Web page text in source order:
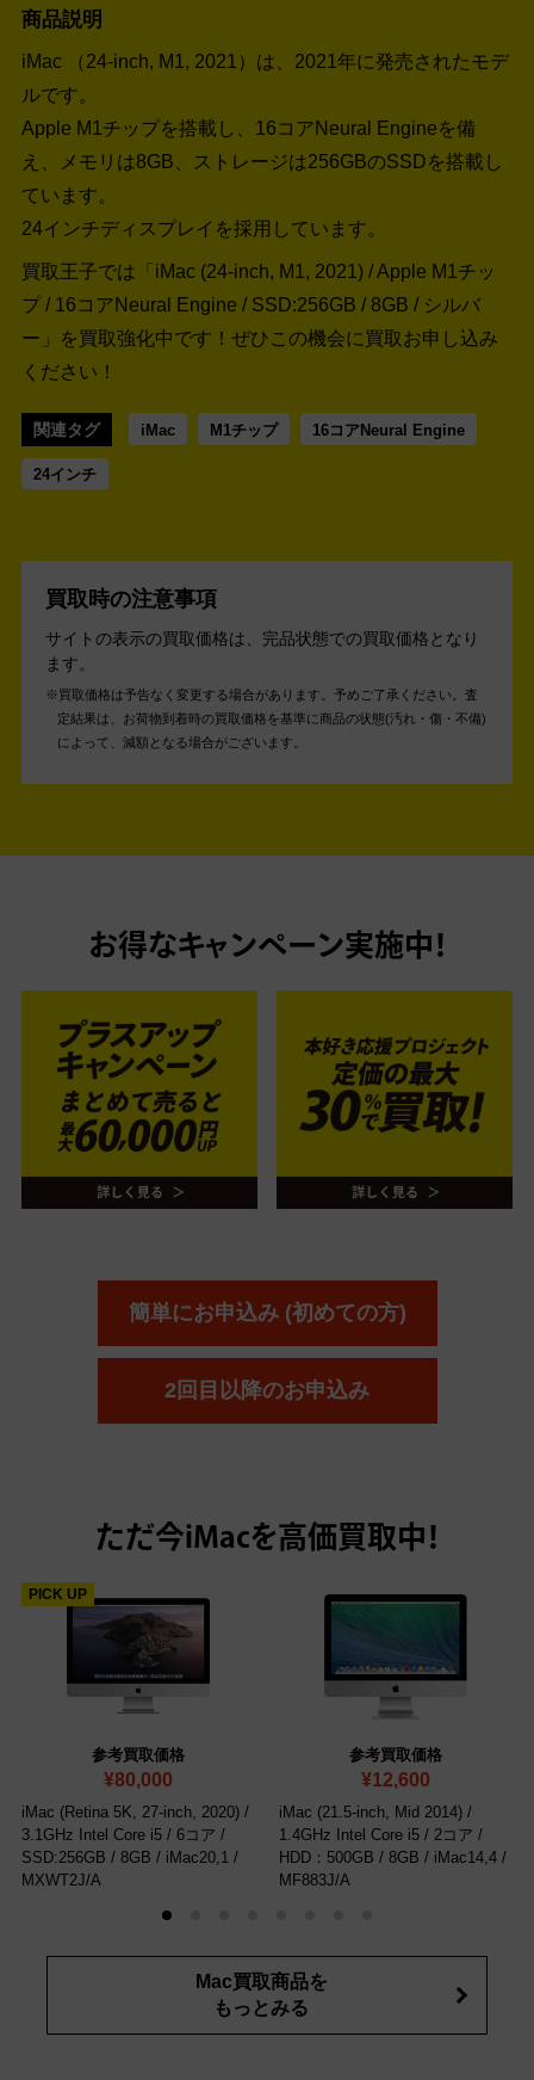
商品説明
iMac （24-inch, M1, 2021）は、2021年に発売されたモデ
ルです。
Apple M1チップを搭載し、16コアNeural Engineを備
え、メモリは8GB、ストレージは256GBのSSDを搭載し
ています。
24インチディスプレイを採用しています。
買取王子では「iMac (24-inch, M1, 2021) / Apple M1チッ
プ / 16コアNeural Engine / SSD:256GB / 8GB / シルバ
ー」を買取強化中です！ ぜひこの機会に買取お申し込み
ください！
関連タグ iMac M1チップ 16コアNeural Engine
24インチ
買取時の注意事項
サイトの表示の買取価格は、完品状態での買取価格となり
ます。
買取価格は予告なく変更する場合があります。予めご了承ください。 査
定結果は、お荷物到着時の買取価格を基準に商品の状態(汚れ・傷・不備)
によって、減額となる場合がございます。
お得なキャンペーン実施中！
簡単にお申込み (初めての方)
2回目以降のお申込み
ただ今iMacを高価買取中！
参考買取価格
¥80,000
PICK UP
iMac (Retina 5K, 27-inch, 2020) /
3.1GHz Intel Core i5 / 6コア /
SSD:256GB / 8GB / iMac20,1 /
MXWT2J/A
参考買取価格
¥12,600
iMac (21.5-inch, Mid 2014) /
1.4GHz Intel Core i5 / 2コア /
HDD：500GB / 8GB / iMac14,4 /
MF883J/A
Mac買取商品を
もっとみる